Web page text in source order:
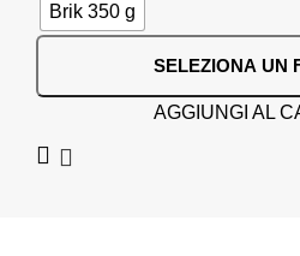
Brik 350 g
SELEZIONA UN
AGGIUNGI AL